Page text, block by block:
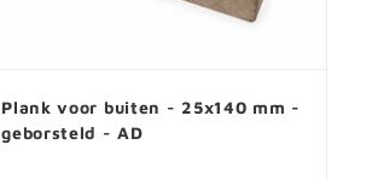
Plank voor buiten - 25x140 mm -
geborsteld - AD